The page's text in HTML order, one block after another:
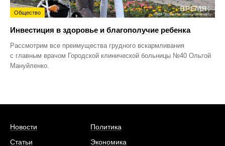
Общество
Инвестиция в здоровье и благополучие ребенка
Рассмотрим все преимущества грудного вскармливания
с главным врачом Городской клинической больницы №40 Ольгой
Мануйленко.
Новости
Статьи
Политика
Экономика